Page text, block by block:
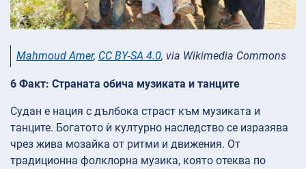
Mahmoud Amer, CC BY-SA 4.0, via Wikimedia Commons
6 Факт: Страната обича музиката и танците
Судан е нация с дълбока страст към музиката и
танците. Богатото ѝ културно наследство се изразява
чрез жива мозайка от ритми и движения. От
традиционна фолклорна музика, която отеква по